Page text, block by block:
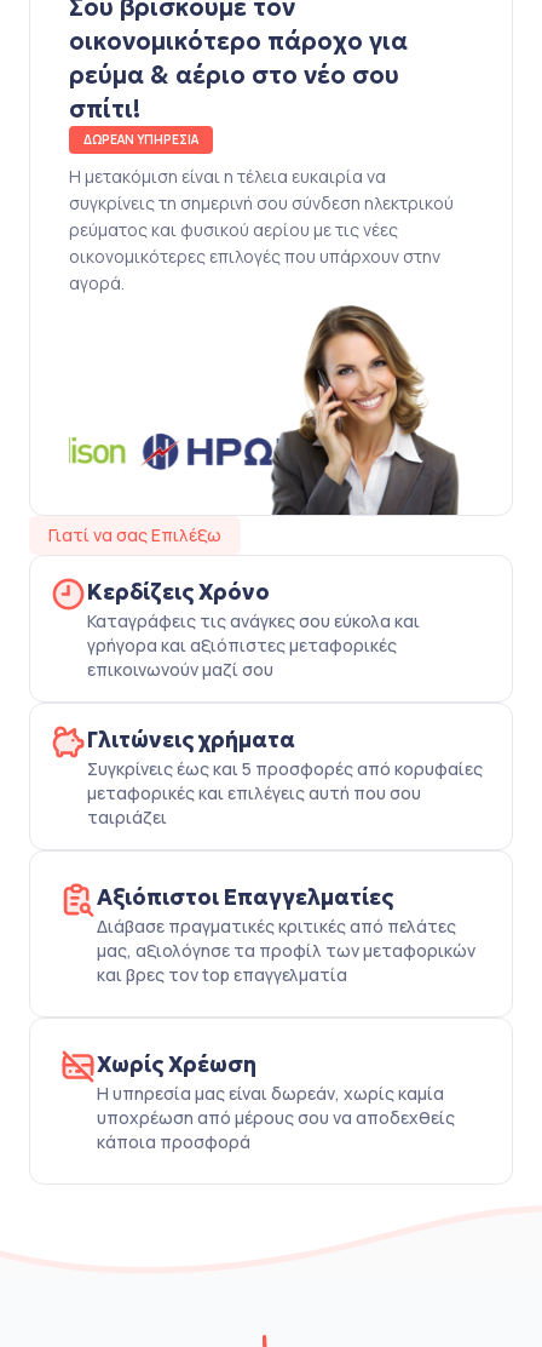
Σου βρίσκουμε τον
οικονομικότερο πάροχο για
ρεύμα & αέριο στο νέο σου
σπίτι!
ΔΩΡΕΑΝ ΥΠΗΡΕΣΙΑ
Η μετακόμιση είναι η τέλεια ευκαιρία να
συγκρίνεις τη σημερινή σου σύνδεση ηλεκτρικού
ρεύματος και φυσικού αερίου με τις νέες
οικονομικότερες επιλογές που υπάρχουν στην
αγορά.
Γιατί να σας Επιλέξω
Κερδίζεις Χρόνο
Καταγράφεις τις ανάγκες σου εύκολα και
γρήγορα και αξιόπιστες μεταφορικές
επικοινωνούν μαζί σου
Γλιτώνεις χρήματα
Συγκρίνεις έως και 5 προσφορές από κορυφαίες
μεταφορικές και επιλέγεις αυτή που σου
ταιριάζει
Αξιόπιστοι Επαγγελματίες
Διάβασε πραγματικές κριτικές από πελάτες
μας, αξιολόγησε τα προφίλ των μεταφορικών
και βρες τον top επαγγελματία
Χωρίς Χρέωση
Η υπηρεσία μας είναι δωρεάν, χωρίς καμία
υποχρέωση από μέρους σου να αποδεχθείς
κάποια προσφορά